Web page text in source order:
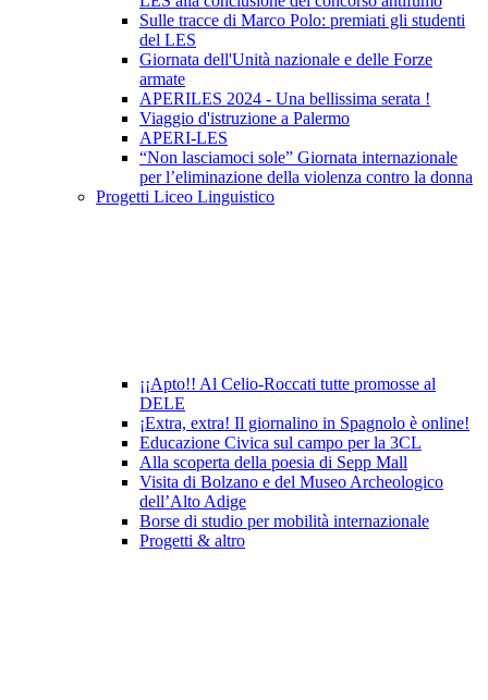
Sulle tracce di Marco Polo: premiati gli studenti
del LES
Giornata dell'Unità nazionale e delle Forze
armate
APERILES 2024 - Una bellissima serata !
Viaggio d'istruzione a Palermo
APERI-LES
“Non lasciamoci sole” Giornata internazionale
per l’eliminazione della violenza contro la donna
Progetti Liceo Linguistico
¡¡Apto!! Al Celio-Roccati tutte promosse al
DELE
¡Extra, extra! Il giornalino in Spagnolo è online!
Educazione Civica sul campo per la 3CL
Alla scoperta della poesia di Sepp Mall
Visita di Bolzano e del Museo Archeologico
dell’Alto Adige
Borse di studio per mobilità internazionale
Progetti & altro